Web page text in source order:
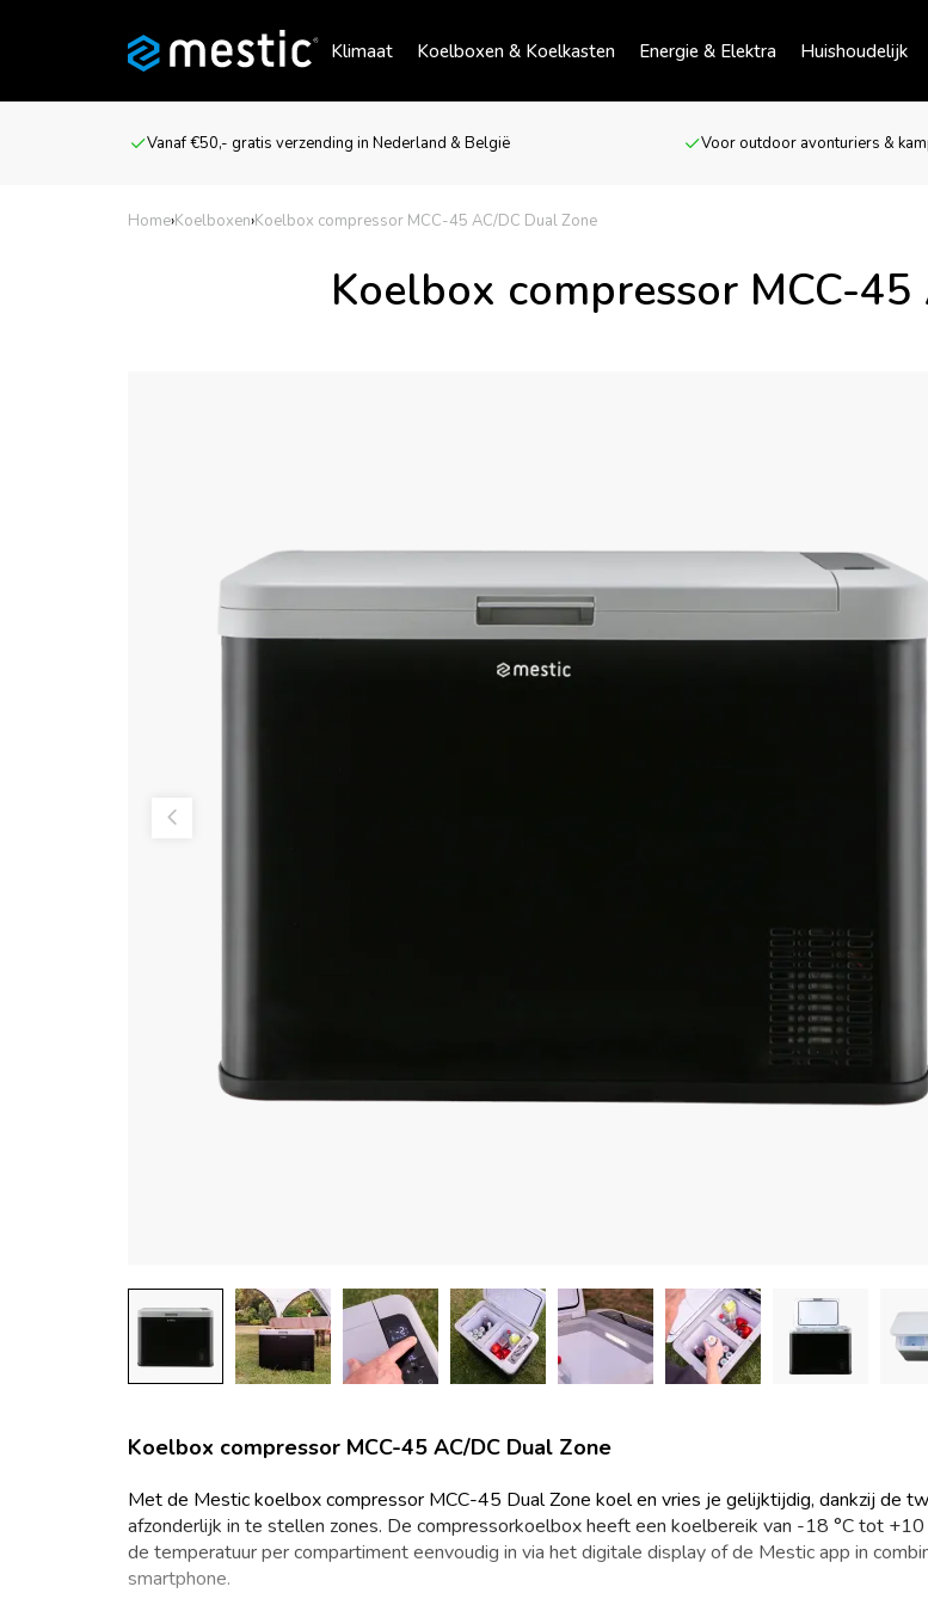
Klimaat Koelboxen & Koelkasten Energie & Elektra Huishoudelijk
Vanaf €50,- gratis verzending in Nederland & België Voor outdoor avonturiers &
Home›Koelboxen›Koelbox compressor MCC-45 AC/DC Dual Zone
Koelbox compressor MCC-
Koelbox compressor MCC-45 AC/DC Dual Zone
Met de Mestic koelbox compressor MCC-45 Dual Zone koel en vries je gelijktijdig, dankzij de
afzonderlijk in te stellen zones. De compressorkoelbox heeft een koelbereik van -18 °C tot +10
de temperatuur per compartiment eenvoudig in via het digitale display of de Mestic app in
smartphone.